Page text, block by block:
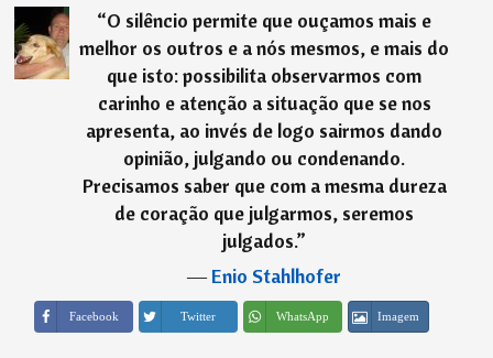
“O silêncio permite que ouçamos mais e
melhor os outros e a nós mesmos, e mais do
que isto: possibilita observarmos com
carinho e atenção a situação que se nos
apresenta, ao invés de logo sairmos dando
opinião, julgando ou condenando.
Precisamos saber que com a mesma dureza
de coração que julgarmos, seremos
julgados.”
―Enio Stahlhofer
Facebook Twitter WhatsApp Imagem